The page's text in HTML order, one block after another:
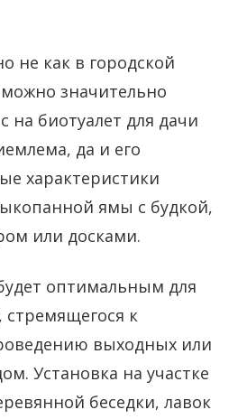
не как в городской
значительно
на биотуалет для дачи
да и его
характеристики
ямы с будкой,
или досками.
оптимальным для
к
выходных или
Установка на участке
беседки, лавок